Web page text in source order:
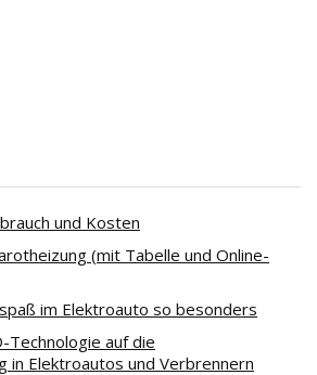
und Kosten
(mit Tabelle und Online-
im Elektroauto so besonders
Technologie auf die
in Elektroautos und Verbrennern